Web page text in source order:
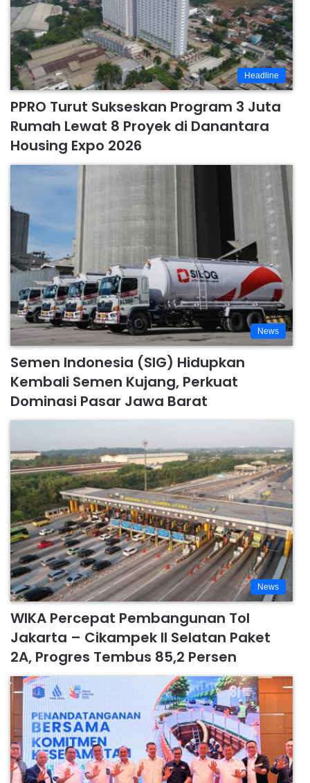
Headline
PPRO Turut Sukseskan Program 3 Juta
Rumah Lewat 8 Proyek di Danantara
Housing Expo 2026
News
Semen Indonesia (SIG) Hidupkan
Kembali Semen Kujang, Perkuat
Dominasi Pasar Jawa Barat
News
WIKA Percepat Pembangunan Tol
Jakarta – Cikampek II Selatan Paket
2A, Progres Tembus 85,2 Persen